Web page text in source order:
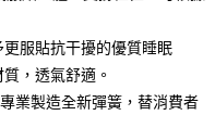
中國信託商業銀行
更服貼抗干擾的優質睡眠
，透氣舒適。
業製造全新彈簧，替消費者